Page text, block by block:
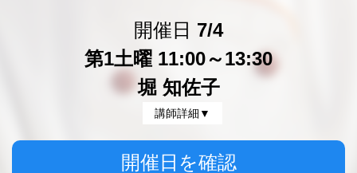
開催日 7/4
第1土曜 11:00～13:30
堀 知佐子
講師詳細▼
開催日を確認